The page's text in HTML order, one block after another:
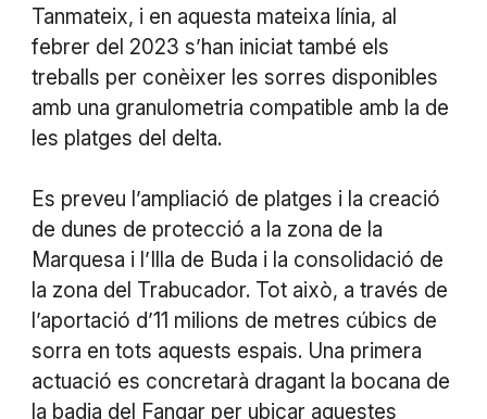
Tanmateix, i en aquesta mateixa línia, al
febrer del 2023 s’han iniciat també els
treballs per conèixer les sorres disponibles
amb una granulometria compatible amb la de
les platges del delta.
Es preveu l’ampliació de platges i la creació
de dunes de protecció a la zona de la
Marquesa i l’Illa de Buda i la consolidació de
la zona del Trabucador. Tot això, a través de
l’aportació d’11 milions de metres cúbics de
sorra en tots aquests espais. Una primera
actuació es concretarà dragant la bocana de
la badia del Fangar per ubicar aquestes